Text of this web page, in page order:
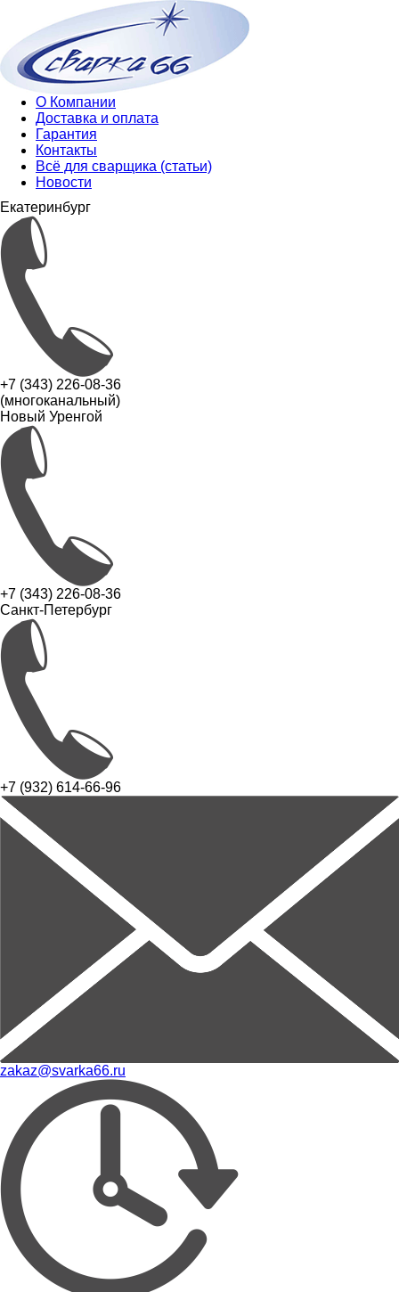
О Компании
Доставка и оплата
Гарантия
Контакты
Всё для сварщика (статьи)
Новости
Екатеринбург
+7 (343) 226-08-36
(многоканальный)
Новый Уренгой
+7 (343) 226-08-36
Санкт-Петербург
+7 (932) 614-66-96
zakaz@svarka66.ru